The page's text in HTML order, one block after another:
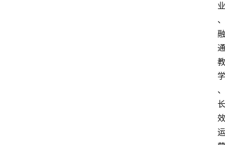
业
、
融
通
教
学
、
长
效
运